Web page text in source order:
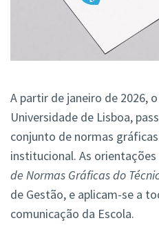
A partir de janeiro de 2026,
Universidade de Lisboa,
conjunto de normas
institucional. As
de Normas Gráficas do
de Gestão, e aplicam-se a
comunicação da Escola.